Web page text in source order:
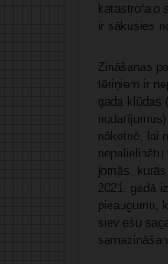
katastrofālo
ir sākusies
Zināšanas
tēriņiem ir
gada kļūdas
nākotnē, lai
jomās,
2021. gadā
pieaugumu,
sieviešu